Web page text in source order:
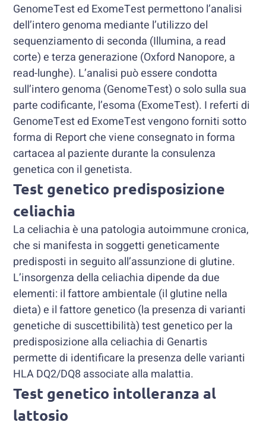
GenomeTest ed ExomeTest permettono l’analisi
dell’intero genoma mediante l’utilizzo del
sequenziamento di seconda (Illumina, a read
corte) e terza generazione (Oxford Nanopore, a
read-lunghe). L’analisi può essere condotta
sull’intero genoma (GenomeTest) o solo sulla sua
parte codificante, l’esoma (ExomeTest). I referti di
GenomeTest ed ExomeTest vengono forniti sotto
forma di Report che viene consegnato in forma
cartacea al paziente durante la consulenza
genetica con il genetista.
Test genetico predisposizione
celiachia
La celiachia è una patologia autoimmune cronica,
che si manifesta in soggetti geneticamente
predisposti in seguito all’assunzione di glutine.
L’insorgenza della celiachia dipende da due
elementi: il fattore ambientale (il glutine nella
dieta) e il fattore genetico (la presenza di varianti
genetiche di suscettibilità) test genetico per la
predisposizione alla celiachia di Genartis
permette di identificare la presenza delle varianti
HLA DQ2/DQ8 associate alla malattia.
Test genetico intolleranza al
lattosio